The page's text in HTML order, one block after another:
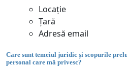
Locație
Țară
Adresă email
Care sunt temeiul juridic și scopurile
personal care mă privesc?